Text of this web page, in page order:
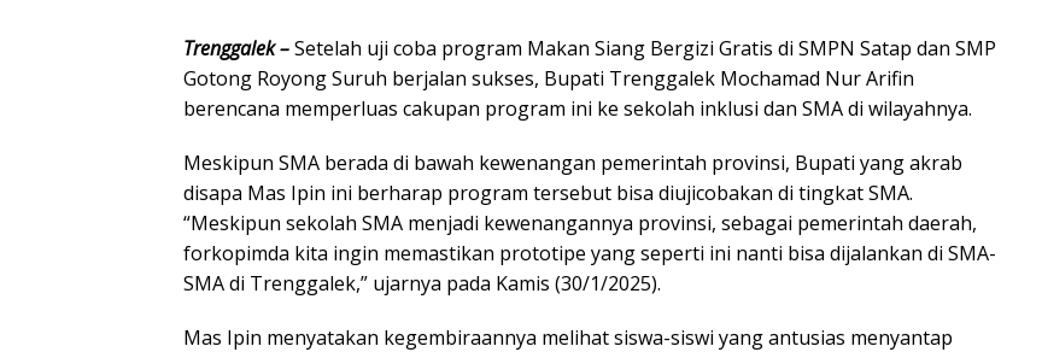
Trenggalek –Setelah uji coba program Makan Siang Bergizi Gratis di SMPN Satap dan SMP
Gotong Royong Suruh berjalan sukses, Bupati Trenggalek Mochamad Nur Arifin
berencana memperluas cakupan program ini ke sekolah inklusi dan SMA di wilayahnya.
Meskipun SMA berada di bawah kewenangan pemerintah provinsi, Bupati yang akrab
disapa Mas Ipin ini berharap program tersebut bisa diujicobakan di tingkat SMA.
“Meskipun sekolah SMA menjadi kewenangannya provinsi, sebagai pemerintah daerah,
forkopimda kita ingin memastikan prototipe yang seperti ini nanti bisa dijalankan di SMA-
SMA di Trenggalek,” ujarnya pada Kamis (30/1/2025).
Mas Ipin menyatakan kegembiraannya melihat siswa-siswi yang antusias menyantap